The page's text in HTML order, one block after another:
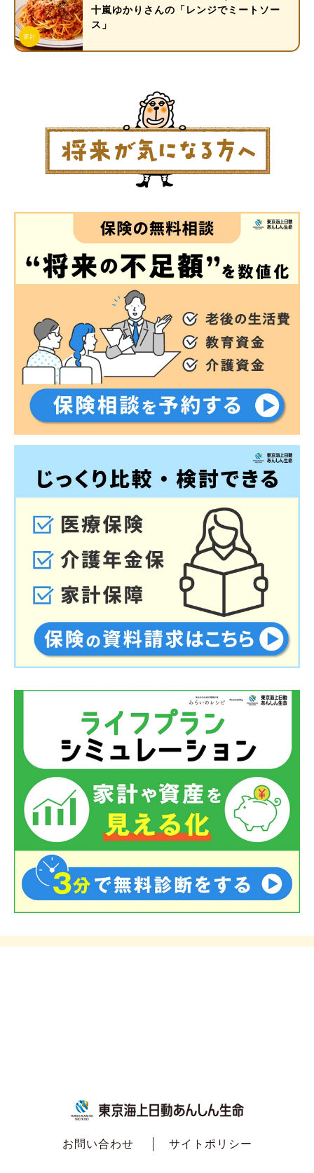
十嵐ゆかりさんの「レンジでミートソー
ス」
お問い合わせ サイトポリシー